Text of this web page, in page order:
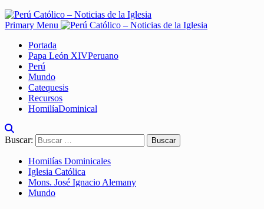
Primary Menu
Portada
Papa León XIVPeruano
Perú
Mundo
Catequesis
Recursos
HomilíaDominical
Buscar:
Homilías Dominicales
Iglesia Católica
Mons. José Ignacio Alemany
Mundo